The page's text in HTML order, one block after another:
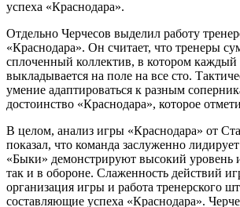
успеха «Краснодара».
Отдельно Черчесов выделил работу
«Краснодара». Он считает, что тренеры
сплоченный коллектив, в котором каждый
выкладывается на поле на все сто.
умение адаптироваться к разным
достоинство «Краснодара», которое
В целом, анализ игры «Краснодара» от
показал, что команда заслуженно
«Быки» демонстрируют высокий уровень
так и в обороне. Слаженность действий
организация игры и работа тренерского
составляющие успеха «Краснодара».